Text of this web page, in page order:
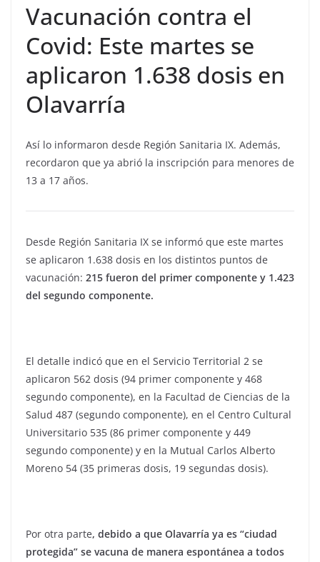
Vacunación contra el
Covid: Este martes se
aplicaron 1.638 dosis en
Olavarría
Así lo informaron desde Región Sanitaria IX. Además,
recordaron que ya abrió la inscripción para menores de
13 a 17 años.
Desde Región Sanitaria IX se informó que este martes
se aplicaron 1.638 dosis en los distintos puntos de
vacunación: 215 fueron del primer componente y 1.423
del segundo componente.
El detalle indicó que en el Servicio Territorial 2 se
aplicaron 562 dosis (94 primer componente y 468
segundo componente), en la Facultad de Ciencias de la
Salud 487 (segundo componente), en el Centro Cultural
Universitario 535 (86 primer componente y 449
segundo componente) y en la Mutual Carlos Alberto
Moreno 54 (35 primeras dosis, 19 segundas dosis).
Por otra parte, debido a que Olavarría ya es “ciudad
protegida” se vacuna de manera espontánea a todos